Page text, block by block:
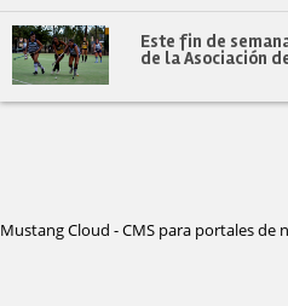
Este fin de
de la Asociación
Mustang Cloud - CMS para portales de